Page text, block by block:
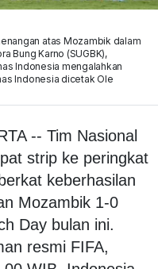
atas Mozambik dalam
Bung Karno (SUGBK),
Indonesia mengalahkan
Indonesia dicetak Ole
-- Tim Nasional
strip ke peringkat
keberhasilan
Mozambik 1-0
Day bulan ini.
resmi FIFA,